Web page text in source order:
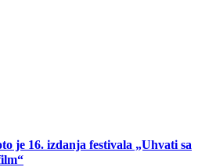
je 16. izdanja festivala „Uhvati sa